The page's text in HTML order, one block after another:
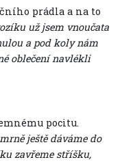
prádla a na to
už jsem vnoučata
a pod koly nám
oblečení navlékli
pocitu.
ještě dáváme do
zavřeme stříšku,